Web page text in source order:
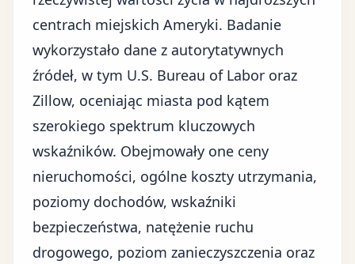
centrach miejskich Ameryki. Badanie
wykorzystało dane z autorytatywnych
źródeł, w tym U.S. Bureau of Labor oraz
Zillow, oceniając miasta pod kątem
szerokiego spektrum kluczowych
wskaźników. Obejmowały one ceny
nieruchomości, ogólne koszty utrzymania,
poziomy dochodów, wskaźniki
bezpieczeństwa, natężenie ruchu
drogowego, poziom zanieczyszczenia oraz